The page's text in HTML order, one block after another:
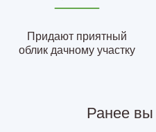
Придают приятный
облик дачному участку
Ранее вы